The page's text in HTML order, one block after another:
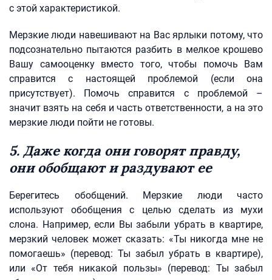
с этой характеристикой.
Мерзкие люди навешивают на Вас ярлыки потому, что
подсознательно пытаются разбить в мелкое крошево
Вашу самооценку вместо того, чтобы помочь Вам
справится с настоящей проблемой (если она
присутствует). Помочь справится с проблемой –
значит взять на себя и часть ответственности, а на это
мерзкие люди пойти не готовы.
5. Даже когда они говорят правду,
они обобщают и раздувают ее
Берегитесь обобщений. Мерзкие люди часто
используют обобщения с целью сделать из мухи
слона. Например, если Вы забыли убрать в квартире,
мерзкий человек может сказать: «Ты никогда мне не
помогаешь» (перевод: Ты забыл убрать в квартире),
или «От тебя никакой пользы» (перевод: Ты забыл